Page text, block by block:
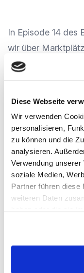
Diese Webseite
Wir verwenden
personalisieren,
zu können und die
analysieren.
Verwendung
soziale Medien,
Partner führen diese
weiteren Daten
In Episode 14 des
wir über
sich der Hype in
Zu Gast ist
Dixeno, der seit
Zusammen haben
unterhalten:
liegen die